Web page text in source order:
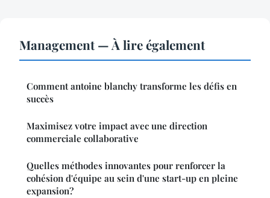
Management — À lire également
Comment antoine blanchy transforme les défis en
succès
Maximisez votre impact avec une direction
commerciale collaborative
Quelles méthodes innovantes pour renforcer la
cohésion d'équipe au sein d'une start-up en pleine
expansion?